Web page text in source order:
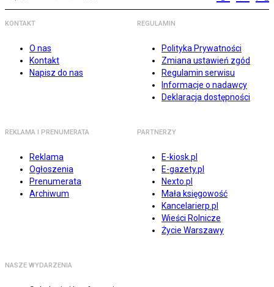
KONTAKT
O nas
Kontakt
Napisz do nas
REGULAMIN
Polityka Prywatności
Zmiana ustawień zgód
Regulamin serwisu
Informacje o nadawcy
Deklaracja dostępności
REKLAMA I PRENUMERATA
Reklama
Ogłoszenia
Prenumerata
Archiwum
PARTNERZY
E-kiosk.pl
E-gazety.pl
Nexto.pl
Mała księgowość
Kancelarierp.pl
Wieści Rolnicze
Życie Warszawy
NASZE WYDARZENIA